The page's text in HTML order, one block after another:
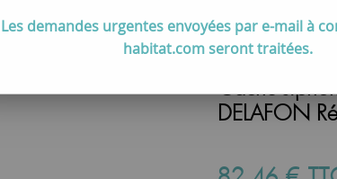
Cache-
DELAFON
Les demandes urgentes envoyées par e-mail à
habitat.com seront traitées.